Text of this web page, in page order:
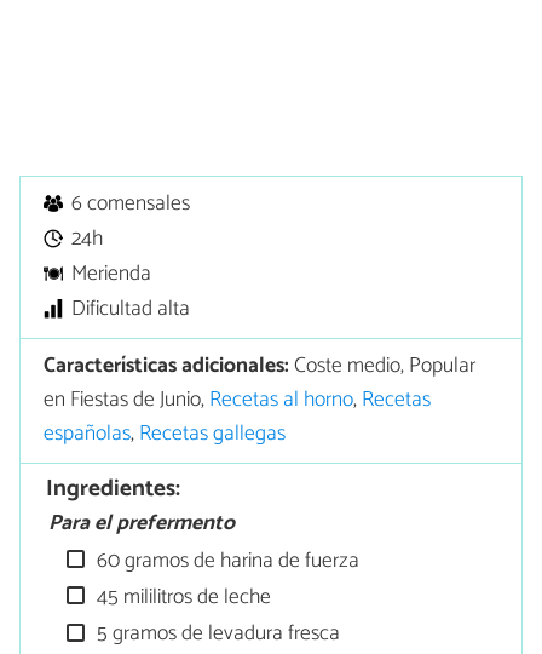
6 comensales
24h
Merienda
Dificultad alta
Características adicionales:Coste medio, Popular
en Fiestas de Junio,Recetas al horno,Recetas
españolas,Recetas gallegas
Ingredientes:
Para el prefermento
60 gramos de harina de fuerza
45 mililitros de leche
5 gramos de levadura fresca